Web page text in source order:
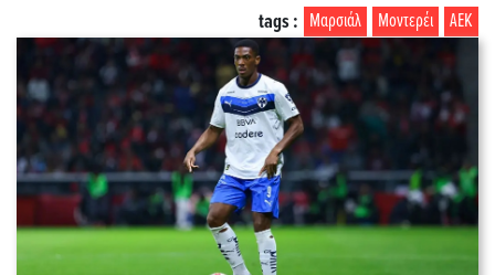
ΑΕΚ
Μοντερέι
Μαρσιάλ
tags :